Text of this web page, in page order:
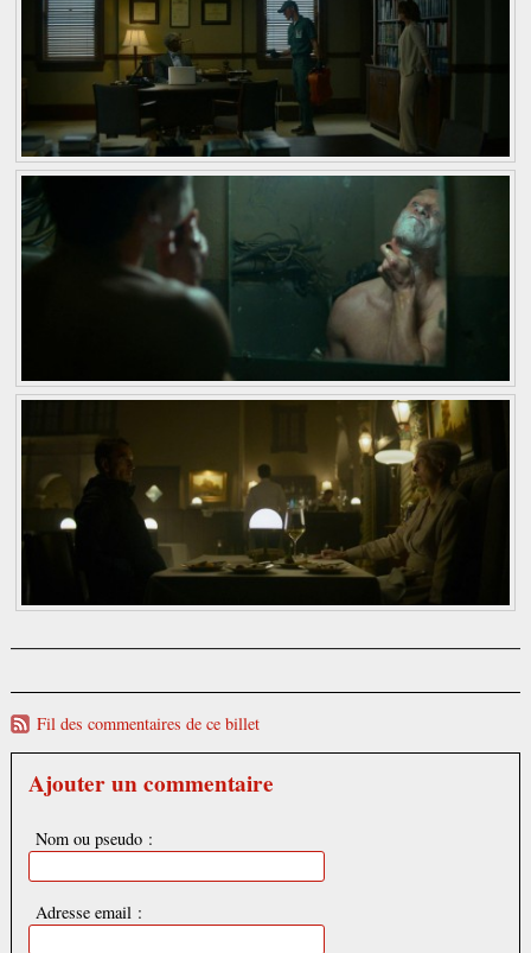
Fil des commentaires de ce billet
Ajouter un commentaire
Nom ou pseudo :
Adresse email :